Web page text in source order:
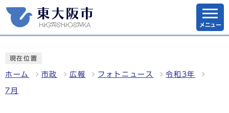
メニュー
現在位置
ホーム 市政 広報 フォトニュース 令和3年
7月